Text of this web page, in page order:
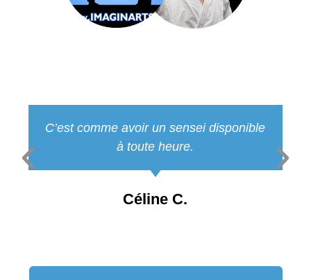
C’est comme avoir un sensei disponible
à toute heure.
Céline C.